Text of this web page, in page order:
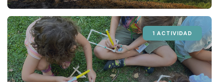
1 ACTIVIDAD